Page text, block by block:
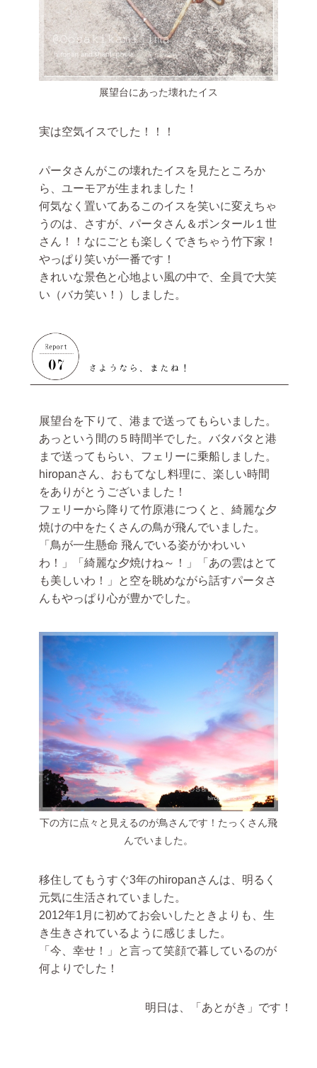
展望台にあった壊れたイス
実は空気イスでした！！！
パータさんがこの壊れたイスを見たところか
ら、ユーモアが生まれました！
何気なく置いてあるこのイスを笑いに変えちゃ
うのは、さすが、パータさん＆ポンタール１世
さん！！なにごとも楽しくできちゃう竹下家！
やっぱり笑いが一番です！
きれいな景色と心地よい風の中で、全員で大笑
い（バカ笑い！）しました。
展望台を下りて、港まで送ってもらいました。
あっという間の５時間半でした。バタバタと港
まで送ってもらい、フェリーに乗船しました。
hiropanさん、おもてなし料理に、楽しい時間
をありがとうございました！
フェリーから降りて竹原港につくと、綺麗な夕
焼けの中をたくさんの鳥が飛んでいました。
「鳥が一生懸命 飛んでいる姿がかわいい
わ！」「綺麗な夕焼けね～！」「あの雲はとて
も美しいわ！」と空を眺めながら話すパータさ
んもやっぱり心が豊かでした。
下の方に点々と見えるのが鳥さんです！たっくさん飛
んでいました。
移住してもうすぐ3年のhiropanさんは、明るく
元気に生活されていました。
2012年1月に初めてお会いしたときよりも、生
き生きされているように感じました。
「今、幸せ！」と言って笑顔で暮しているのが
何よりでした！
明日は、「あとがき」です！